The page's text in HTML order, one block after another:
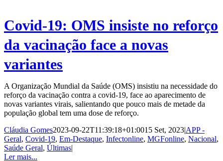
Covid-19: OMS insiste no reforço
da vacinação face a novas
variantes
A Organização Mundial da Saúde (OMS) insistiu na necessidade do
reforço da vacinação contra a covid-19, face ao aparecimento de
novas variantes virais, salientando que pouco mais de metade da
população global tem uma dose de reforço.
Cláudia Gomes2023-09-22T11:39:18+01:0015 Set, 2023|APP -
Geral, Covid-19, Em-Destaque, Infectonline, MGFonline, Nacional,
Saúde Geral, Últimas|
Ler mais...